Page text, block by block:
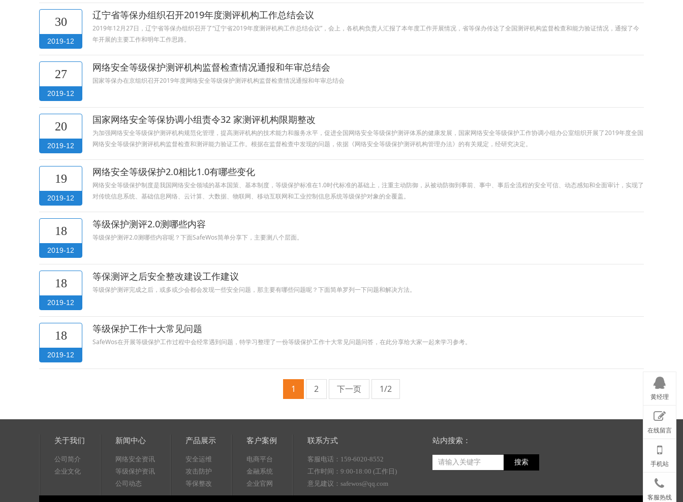
30
2019-12
辽宁省等保办组织召开2019年度测评机构工作总结会议
​2019年12月27日，辽宁省等保办组织召开了“辽宁省2019年度测评机构工作总结会议”，会上，各机构负责人汇报了本年度工作开展情况，省等保办传达了全国测评机构监督检查和能力验证情况，通报了今
年开展的主要工作和明年工作思路。
27
2019-12
网络安全等级保护测评机构监督检查情况通报和年审总结会
国家等保办在京组织召开2019年度网络安全等级保护测评机构监督检查情况通报和年审总结会
20
2019-12
国家网络安全等保协调小组责令32 家测评机构限期整改
为加强网络安全等级保护测评机构规范化管理，提高测评机构的技术能力和服务水平，促进全国网络安全等级保护测评体系的健康发展，国家网络安全等级保护工作协调小组办公室组织开展了2019年度全国
网络安全等级保护测评机构监督检查和测评能力验证工作。根据在监督检查中发现的问题，依据《网络安全等级保护测评机构管理办法》的有关规定，经研究决定。
19
2019-12
网络安全等级保护2.0相比1.0有哪些变化
网络安全等级保护制度是我国网络安全领域的基本国策、基本制度，等级保护标准在1.0时代标准的基础上，注重主动防御，从被动防御到事前、事中、事后全流程的安全可信、动态感知和全面审计，实现了
对传统信息系统、基础信息网络、云计算、大数据、物联网、移动互联网和工业控制信息系统等级保护对象的全覆盖。
18
2019-12
等级保护测评2.0测哪些内容
等级保护测评2.0测哪些内容呢？下面SafeWos简单分享下，主要测八个层面。
18
2019-12
等保测评之后安全整改建设工作建议
等级保护测评完成之后，或多或少会都会发现一些安全问题，那主要有哪些问题呢？下面简单罗列一下问题和解决方法。
18
2019-12
等级保护工作十大常见问题
SafeWos在开展等级保护工作过程中会经常遇到问题，特学习整理了一份等级保护工作十大常见问题问答，在此分享给大家一起来学习参考。
1 2 下一页 1/2
关于我们
公司简介
企业文化
新闻中心
网络安全资讯
等级保护资讯
公司动态
产品展示
安全运维
攻击防护
等保整改
客户案例
电商平台
金融系统
企业官网
联系方式
客服电话：159-6020-8552
工作时间：9:00-18:00 (工作日)
意见建议：safewos@qq.com
站内搜索：
搜索
黄经理
在线留言
手机站
客服热线